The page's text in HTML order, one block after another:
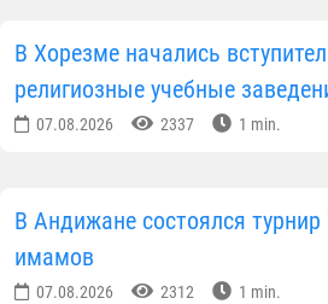
В Хорезме начались
религиозные учебные
07.08.2026 2337 1 min.
В Андижане состоялся турнир
имамов
07.08.2026 2312 1 min.